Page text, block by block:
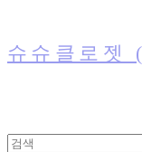
슈슈클로젯